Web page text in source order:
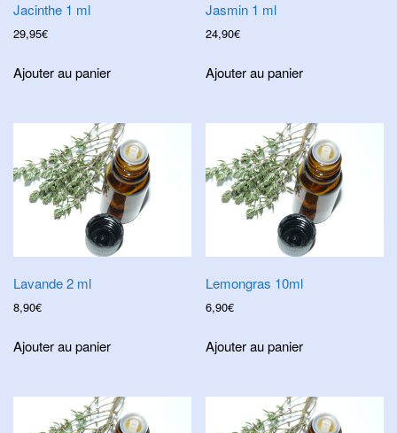
Jacinthe 1 ml
29,95€
Ajouter au panier
Jasmin 1 ml
24,90€
Ajouter au panier
Lavande 2 ml
8,90€
Ajouter au panier
Lemongras 10ml
6,90€
Ajouter au panier